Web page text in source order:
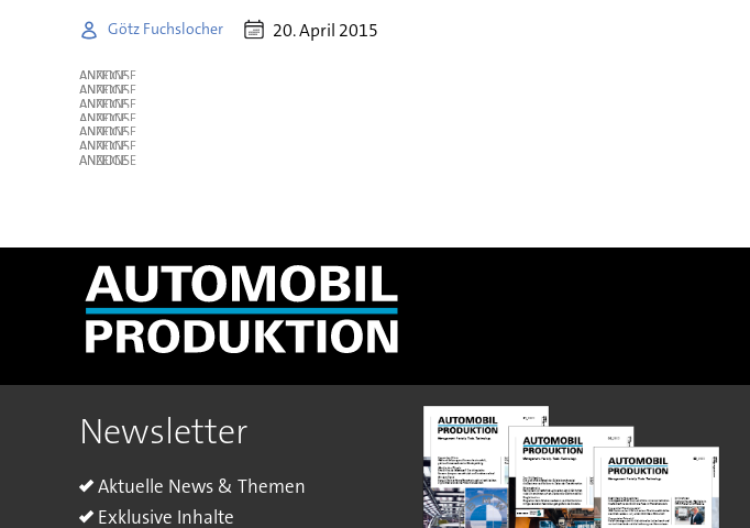
Götz Fuchslocher 20. April 2015
ANZEIGE
ANZEIGE
ANZEIGE
ANZEIGE
ANZEIGE
ANZEIGE
ANZEIGE
Newsletter
Aktuelle News & Themen
Exklusive Inhalte